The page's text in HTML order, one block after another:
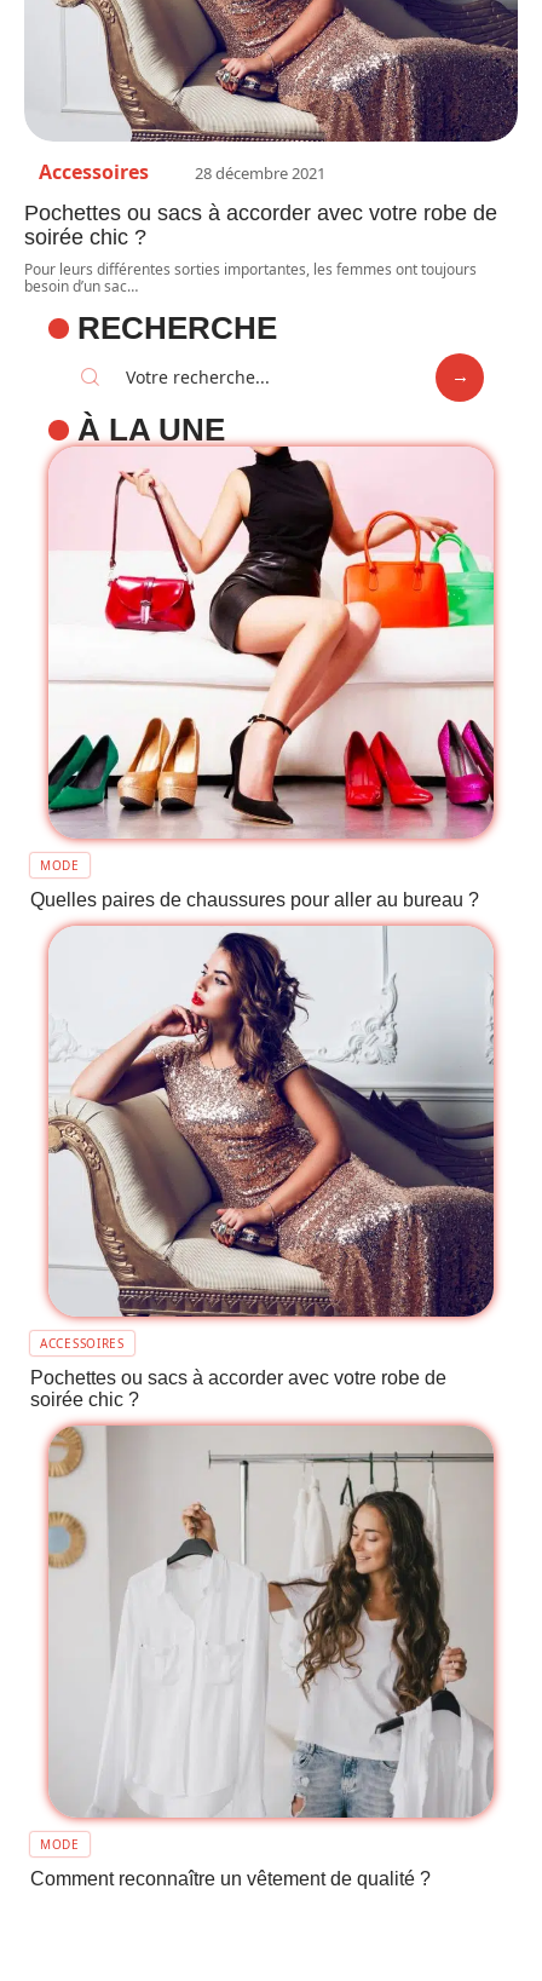
Accessoires 28 décembre 2021
Pochettes ou sacs à accorder avec votre robe de
soirée chic ?
Pour leurs différentes sorties importantes, les femmes ont toujours
besoin d’un sac…
RECHERCHE
À LA UNE
MODE
Quelles paires de chaussures pour aller au bureau ?
ACCESSOIRES
Pochettes ou sacs à accorder avec votre robe de
soirée chic ?
MODE
Comment reconnaître un vêtement de qualité ?